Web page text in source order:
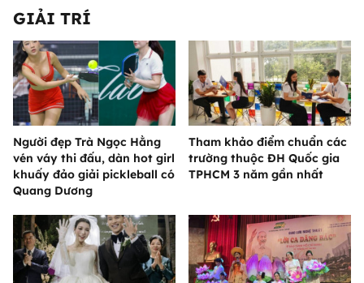
GIẢI TRÍ
Người đẹp Trà Ngọc Hằng
vén váy thi đấu, dàn hot girl
khuấy đảo giải pickleball có
Quang Dương
Tham khảo điểm chuẩn các
trường thuộc ĐH Quốc gia
TPHCM 3 năm gần nhất